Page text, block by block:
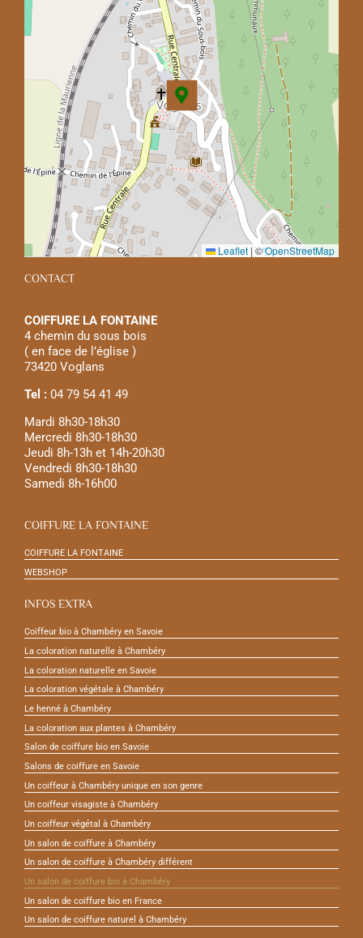
Leaflet | ©OpenStreetMap
CONTACT
COIFFURE LA FONTAINE
4 chemin du sous bois
( en face de l’église )
73420 Voglans
Tel :04 79 54 41 49
Mardi 8h30-18h30
Mercredi 8h30-18h30
Jeudi 8h-13h et 14h-20h30
Vendredi 8h30-18h30
Samedi 8h-16h00
COIFFURE LA FONTAINE
COIFFURE LA FONTAINE
WEBSHOP
INFOS EXTRA
Coiffeur bio à Chambéry en Savoie
La coloration naturelle à Chambéry
La coloration naturelle en Savoie
La coloration végétale à Chambéry
Le henné à Chambéry
La coloration aux plantes à Chambéry
Salon de coiffure bio en Savoie
Salons de coiffure en Savoie
Un coiffeur à Chambéry unique en son genre
Un coiffeur visagiste à Chambéry
Un coiffeur végétal à Chambéry
Un salon de coiffure à Chambéry
Un salon de coiffure à Chambéry différent
Un salon de coiffure bio à Chambéry
Un salon de coiffure bio en France
Un salon de coiffure naturel à Chambéry